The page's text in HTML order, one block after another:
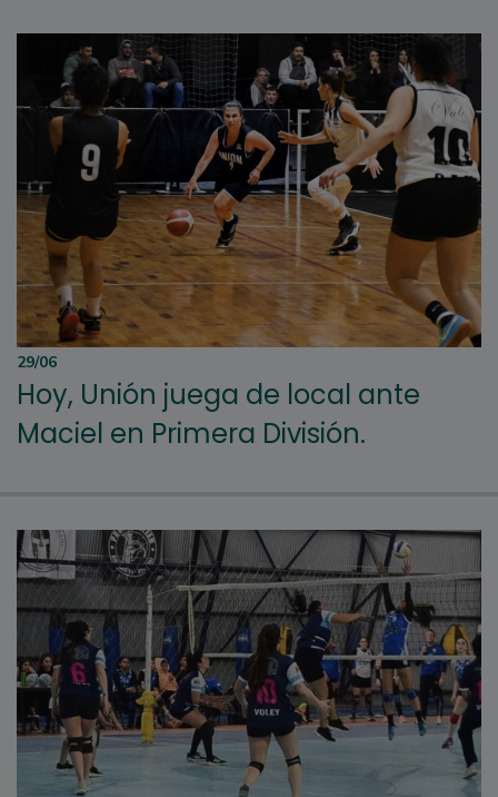
29/06
Hoy, Unión juega de local ante
Maciel en Primera División.